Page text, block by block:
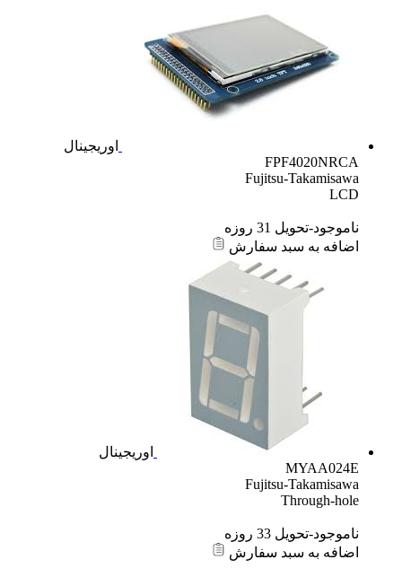
اوریجینال
FPF4020NRCA
Fujitsu-Takamisawa
LCD
ناموجود-تحویل 31 روزه
اضافه به سبد سفارش
اوریجینال
MYAA024E
Fujitsu-Takamisawa
Through-hole
ناموجود-تحویل 33 روزه
اضافه به سبد سفارش